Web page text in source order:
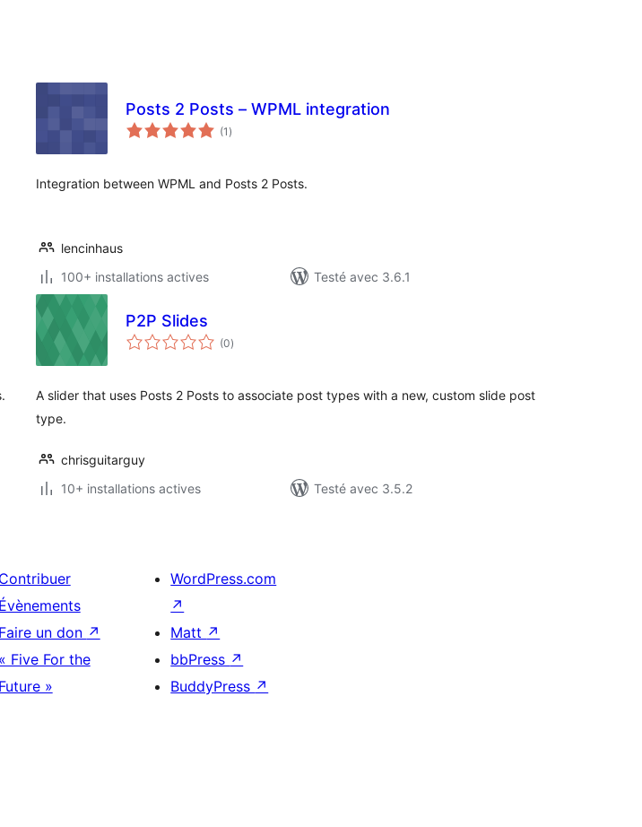
Posts 2 Posts – WPML integration
(1 notes
en
)
Integration between WPML and Posts 2 Posts.
lencinhaus
100+ installations actives
Testé avec 3.6.1
P2P Slides
(0notes
en
)
A slider that uses Posts 2 Posts to associate post types with a new, custom slide post
type.
chrisguitarguy
10+ installations actives
Testé avec 3.5.2
Contribuer
Évènements
Faire un don ↗
« Five For the
Future »
WordPress.com
↗
Matt ↗
bbPress ↗
BuddyPress ↗